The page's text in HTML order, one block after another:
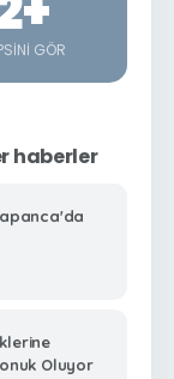
GÖR
haberler
Oluyor